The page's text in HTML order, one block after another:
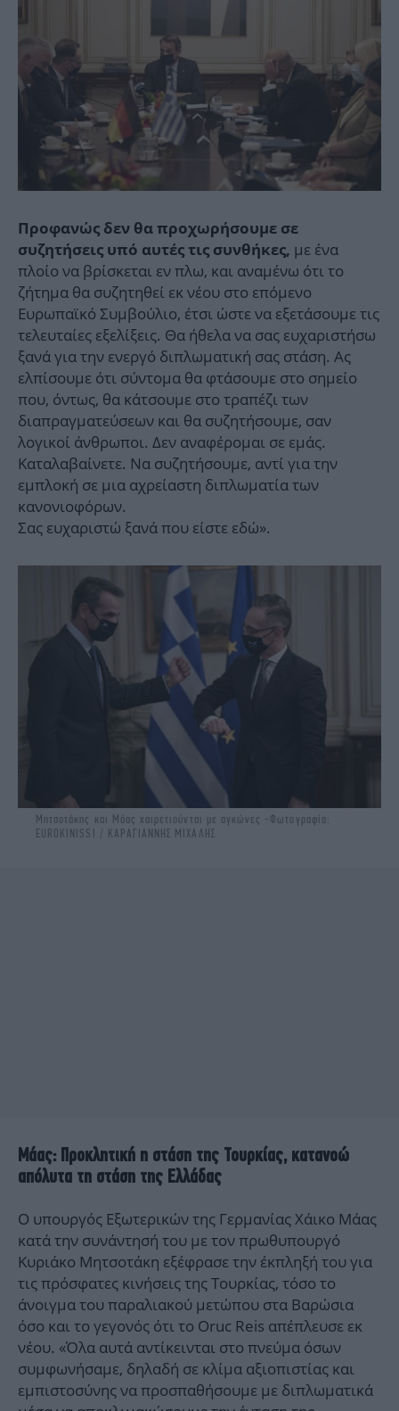
Προφανώς δεν θα προχωρήσουμε σε
συζητήσεις υπό αυτές τις συνθήκες, με ένα
πλοίο να βρίσκεται εν πλω, και αναμένω ότι το
ζήτημα θα συζητηθεί εκ νέου στο επόμενο
Ευρωπαϊκό Συμβούλιο, έτσι ώστε να εξετάσουμε τις
τελευταίες εξελίξεις. Θα ήθελα να σας ευχαριστήσω
ξανά για την ενεργό διπλωματική σας στάση. Ας
ελπίσουμε ότι σύντομα θα φτάσουμε στο σημείο
που, όντως, θα κάτσουμε στο τραπέζι των
διαπραγματεύσεων και θα συζητήσουμε, σαν
λογικοί άνθρωποι. Δεν αναφέρομαι σε εμάς.
Καταλαβαίνετε. Να συζητήσουμε, αντί για την
εμπλοκή σε μια αχρείαστη διπλωματία των
κανονιοφόρων.
Σας ευχαριστώ ξανά που είστε εδώ».
Μητσοτάκης και Μάας χαιρετιούνται με αγκώνες -Φωτογραφία:
EUROKINISSI / ΚΑΡΑΓΙΑΝΝΗΣ ΜΙΧΑΛΗΣ
Μάας: Προκλητική η στάση της Τουρκίας, κατανοώ
απόλυτα τη στάση της Ελλάδας
Ο υπουργός Εξωτερικών της Γερμανίας Χάικο Μάας
κατά την συνάντησή του με τον πρωθυπουργό
Κυριάκο Μητσοτάκη εξέφρασε την έκπληξή του για
τις πρόσφατες κινήσεις της Τουρκίας, τόσο το
άνοιγμα του παραλιακού μετώπου στα Βαρώσια
όσο και το γεγονός ότι το Oruc Reis απέπλευσε εκ
νέου. «Όλα αυτά αντίκεινται στο πνεύμα όσων
συμφωνήσαμε, δηλαδή σε κλίμα αξιοπιστίας και
εμπιστοσύνης να προσπαθήσουμε με διπλωματικά